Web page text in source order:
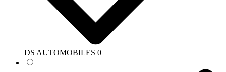
DS AUTOMOBILES 0